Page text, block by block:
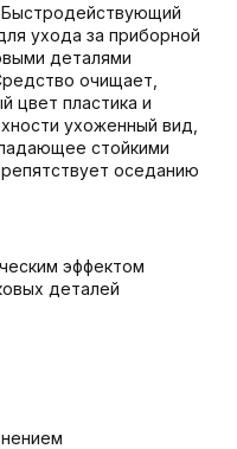
ухода за приборной
деталями
очищает,
цвет пластика и
ухоженный вид,
стойкими
оседанию
эффектом
деталей